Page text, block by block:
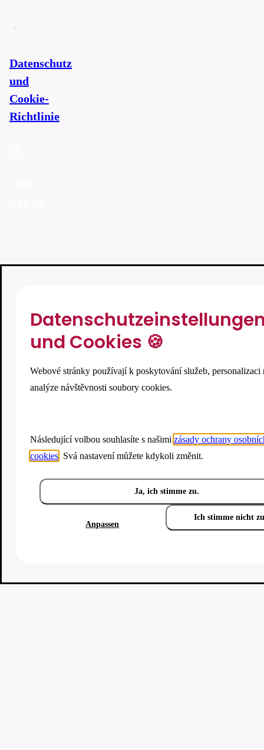
Datenschutz
und
Cookie-
Richtlinie
und Cookies 🍪
Webové stránky používají k poskytování služeb, personalizaci
analýze návštěvnosti soubory cookies.
Následující volbou souhlasíte s našimi zásady ochrany
cookies . Svá nastavení můžete kdykoli změnit.
Ja, ich stimme zu.
Anpassen
Ich stimme nicht